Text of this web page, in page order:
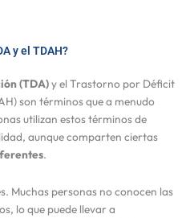
y el TDAH?
(TDA)y el Trastorno por Déficit
son términos que a menudo
utilizan estos términos de
aunque comparten ciertas
.
Muchas personas no conocen las
lo que puede llevar a